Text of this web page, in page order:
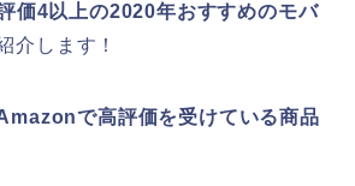
価4以上の2020年おすすめのモバ
介します！
で高評価を受けている商品